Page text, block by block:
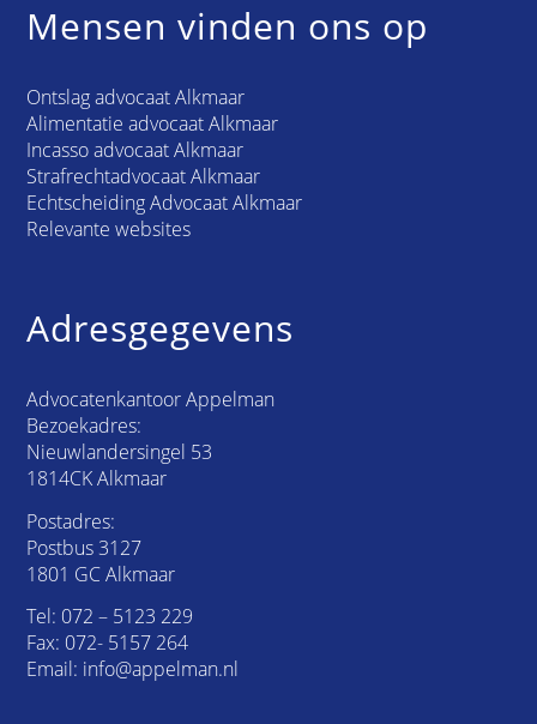
Mensen vinden ons op
Ontslag advocaat Alkmaar
Alimentatie advocaat Alkmaar
Incasso advocaat Alkmaar
Strafrechtadvocaat Alkmaar
Echtscheiding Advocaat Alkmaar
Relevante websites
Adresgegevens
Advocatenkantoor Appelman
Bezoekadres:
Nieuwlandersingel 53
1814CK Alkmaar
Postadres:
Postbus 3127
1801 GC Alkmaar
Tel: 072 – 5123 229
Fax: 072- 5157 264
Email: info@appelman.nl